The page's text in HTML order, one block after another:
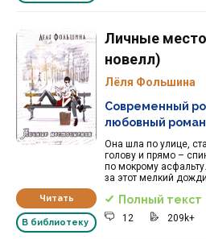
Читать
В библиотеку
Личные
новелл)
Лёля Фольшина
Она шла по улице,
голову и прямо –
по мокрому
за этот мелкий
Современный
любовный роман
Полный текст
12 209k+